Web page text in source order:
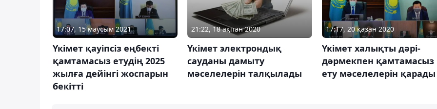
17:07, 15 маусым 2021
Үкімет қауіпсіз еңбекті
қамтамасыз етудің 2025
жылға дейінгі жоспарын
бекітті
21:22, 18 ақпан 2020
Үкімет электрондық
сауданы дамыту
мәселелерін талқылады
17:17, 20 қазан 2020
Үкімет халықты дәрі-
дәрмекпен қамтамасыз
ету мәселелерін қарады